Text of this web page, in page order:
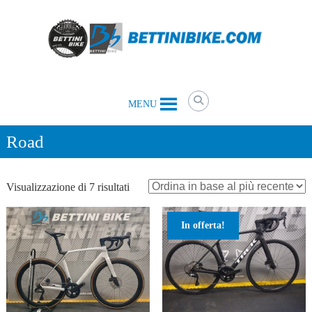
il
negozio
a
e
non
solo
MENU
Road
Visualizzazione di 7 risultatiOrdina
base
al
più
recente
In offerta!